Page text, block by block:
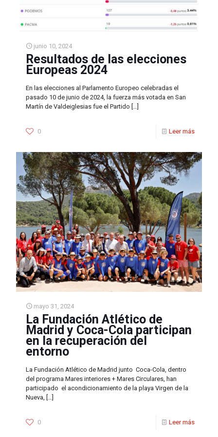
junio 10, 2024
Resultados de las elecciones
Europeas 2024
En las elecciones al Parlamento Europeo celebradas el
pasado 10 de junio de 2024, la fuerza más votada en San
Martín de Valdeiglesias fue el Partido […]
0 Leer más
mayo 31, 2024
La Fundación Atlético de
Madrid y Coca-Cola participan
en la recuperación del
entorno
La Fundación Atlético de Madrid junto Coca-Cola, dentro
del programa Mares interiores + Mares Circulares, han
participado el acondicionamiento de la playa Virgen de la
Nueva,
0 Leer más